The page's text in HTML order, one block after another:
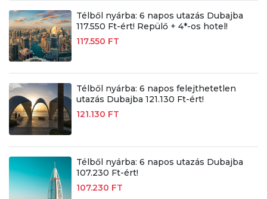
Télből nyárba: 6 napos utazás Dubajba
117.550 Ft-ért! Repülő + 4*-os hotel!
117.550 FT
Télből nyárba: 6 napos felejthetetlen
utazás Dubajba 121.130 Ft-ért!
121.130 FT
Télből nyárba: 6 napos utazás Dubajba
107.230 Ft-ért!
107.230 FT